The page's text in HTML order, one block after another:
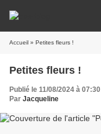
Accueil » Petites fleurs !
Petites fleurs !
Publié le 11/08/2024 à 07:30
Par Jacqueline